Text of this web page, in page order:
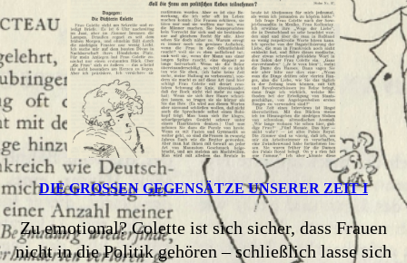
DIE GROSSEN GEGENSÄTZE UNSERER ZEIT I
Zu emotional? Colette ist sich sicher, dass Frauen
nicht in die Politik gehören – schließlich lasse sich